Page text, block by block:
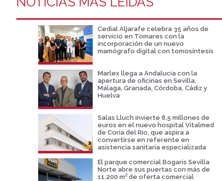
Cedial Aljarafe celebra 35 años de
servicio en Tomares con la
incorporación de un nuevo
mamógrafo digital con tomosíntesis
Marlex llega a Andalucía con la
apertura de oficinas en Sevilla,
Málaga, Granada, Córdoba, Cádiz y
Huelva
Salas Lluch invierte 8,5 millones de
euros en el nuevo hospital Vitalmed
de Coria del Río, que aspira a
convertirse en referente en
asistencia sanitaria especializada
El parque comercial Bogaris Sevilla
Norte abre sus puertas con más de
11.200 m² de oferta comercial